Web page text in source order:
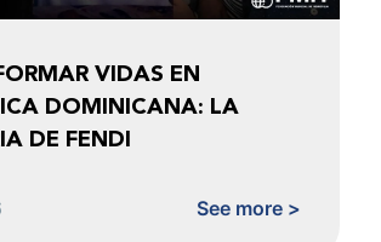
VIDAS EN
DOMINICANA: LA
DE FENDI
See more >